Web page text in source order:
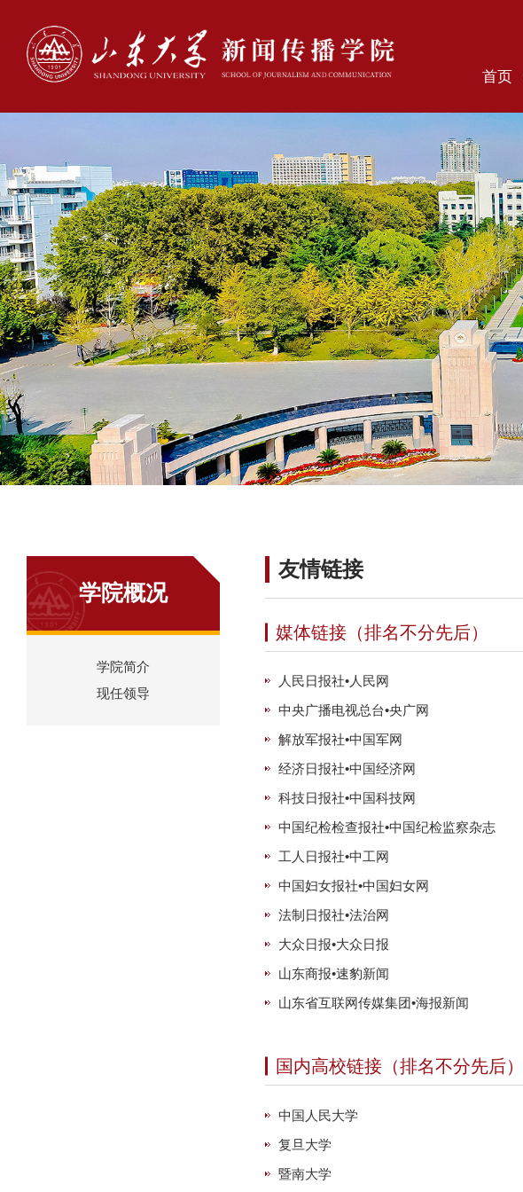
首页
学院概况
学院简介
现任领导
友情链接
媒体链接（排名不分先后）
人民日报社•人民网
中央广播电视总台•央广网
解放军报社•中国军网
经济日报社•中国经济网
科技日报社•中国科技网
中国纪检检查报社•中国纪检监察杂志
工人日报社•中工网
中国妇女报社•中国妇女网
法制日报社•法治网
大众日报•大众日报
山东商报•速豹新闻
山东省互联网传媒集团•海报新闻
国内高校链接（排名不分先后）
中国人民大学
复旦大学
暨南大学